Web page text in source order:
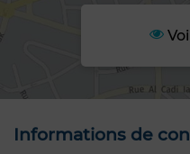
Informations de